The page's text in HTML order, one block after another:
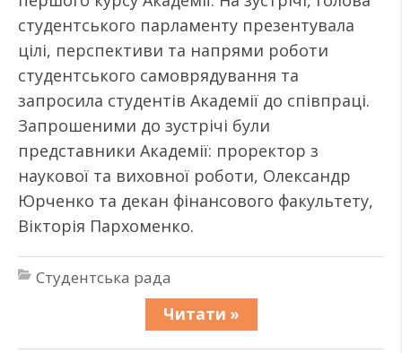
студентського парламенту презентувала
цілі, перспективи та напрями роботи
студентського самоврядування та
запросила студентів Академії до співпраці.
Запрошеними до зустрічі були
представники Академії: проректор з
наукової та виховної роботи, Олександр
Юрченко та декан фінансового факультету,
Вікторія Пархоменко.
Студентська рада
Читати »